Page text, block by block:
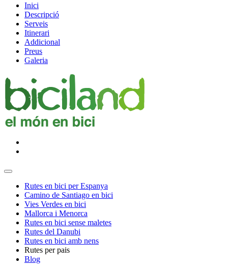
Inici
Descripció
Serveis
Itinerari
Addicional
Preus
Galeria
Rutes en bici per Espanya
Camino de Santiago en bici
Vies Verdes en bici
Mallorca i Menorca
Rutes en bici sense maletes
Rutes del Danubi
Rutes en bici amb nens
Rutes per pais
Blog